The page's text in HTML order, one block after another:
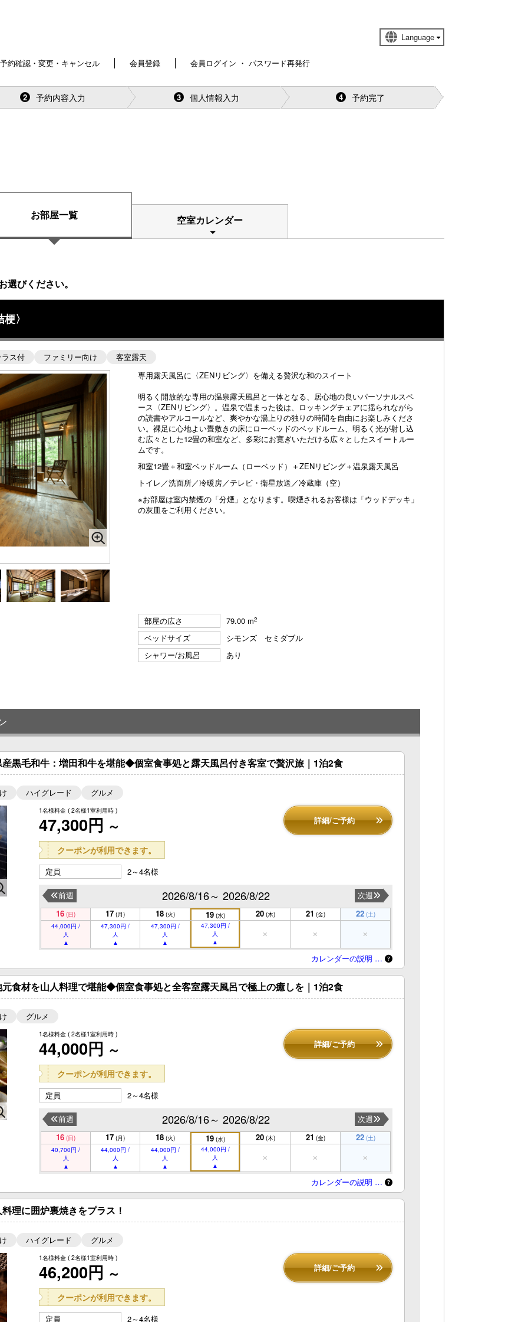
予約確認・変更・キャンセル 会員登録 会員ログイン ・ パスワード再発行
2 予約内容入力 3 個人情報入力 4 予約完了
お部屋一覧 空室カレンダー
びください。
〉
ス付 ファミリー向け
客室露天
専用露天風呂に〈ZENリビング〉を備える贅沢な和のスイート
明るく開放的な専用の温泉露天風呂と一体となる、居心地の良いパーソナルスペ
ース〈ZENリビング〉。温泉で温まった後は、ロッキングチェアに揺られながら
の読書やアルコールなど、爽やかな湯上りの独りの時間を自由にお楽しみくださ
い。裸足に心地よい畳敷きの床にローベッドのベッドルーム、明るく光が射し込
む広々とした12畳の和室など、多彩にお寛ぎいただける広々としたスイートルー
ムです。
和室12畳＋和室ベッドルーム（ローベッド）＋ZENリビング＋温泉露天風呂
トイレ／洗面所／冷暖房／テレビ・衛星放送／冷蔵庫（空）
※お部屋は室内禁煙の「分煙」となります。喫煙されるお客様は「ウッドデッキ」
の灰皿をご利用ください。
部屋の広さ 79.00 m2
ベッドサイズ
シモンズ セミダブル
シャワー/お風呂
あり
黒毛和牛：増田和牛を堪能◆個室食事処と露天風呂付き客室で贅沢旅｜1泊2食
ハイグレード グルメ
1名様料金 ( 2名様1室利用時 )
47,300円 ～ 詳細/ご予約
クーポンが利用できます。
定員 2～4名様
2026/8/16～ 2026/8/22
前週
次週
16 (日) 17 (月) 18 (火) 19 (水) 20 (木) 21 (金) 22 (土)
44,000円 /
人
47,300円 /
人
47,300円 /
人
47,300円 /
人
カレンダーの説明 …
食材を山人料理で堪能◆個室食事処と全客室露天風呂で極上の癒しを｜1泊2食
グルメ
1名様料金 ( 2名様1室利用時 )
44,000円 ～ 詳細/ご予約
クーポンが利用できます。
定員 2～4名様
2026/8/16～ 2026/8/22
前週
次週
16 (日) 17 (月) 18 (火) 19 (水) 20 (木) 21 (金) 22 (土)
40,700円 /
人
44,000円 /
人
44,000円 /
人
44,000円 /
人
カレンダーの説明 …
理に囲炉裏焼きをプラス！
ハイグレード グルメ
1名様料金 ( 2名様1室利用時 )
46,200円 ～ 詳細/ご予約
クーポンが利用できます。
定員 2～4名様